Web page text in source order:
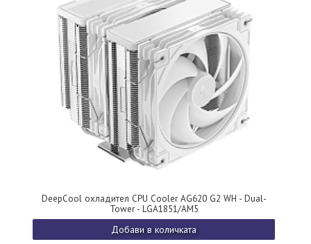
DeepCool охладител CPU Cooler AG620 G2 WH - Dual-
Tower - LGA1851/AM5
Добави в количката